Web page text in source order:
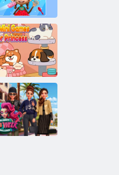
スーパースタ
ー - アニマル
サロン
プリンセス向
けの楽しいミ
ニゲーム